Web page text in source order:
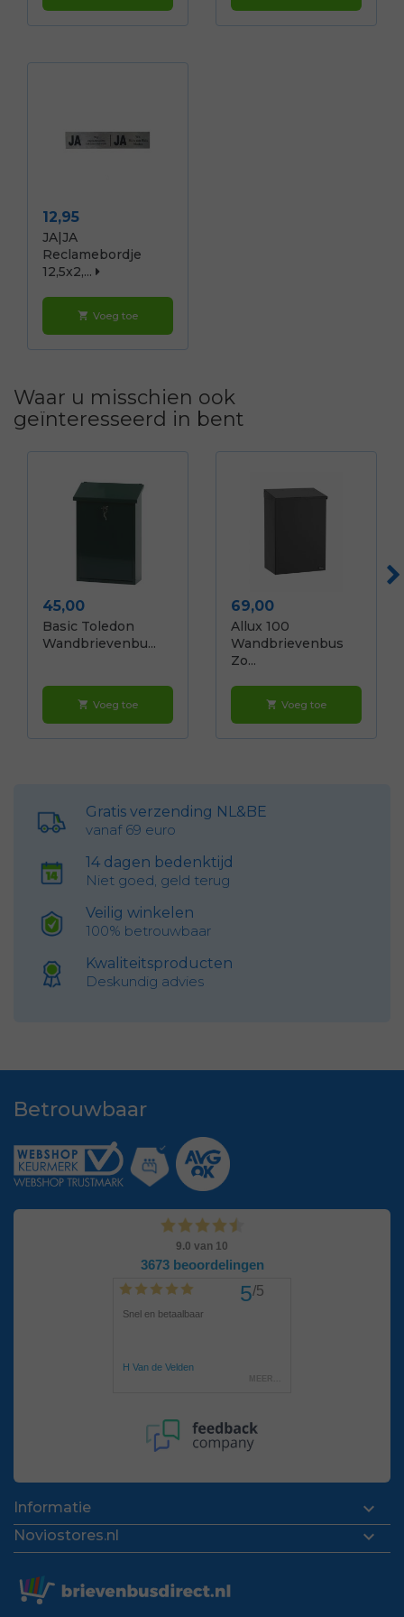
Prijs
12,95
JA|JA
Reclamebordje
12,5x2,...
shopping_cart Voeg toe
Waar u misschien ook
geïnteresseerd in bent
Prijs
45,00
Basic Toledon
Wandbrievenbu...
shopping_cart Voeg toe
Prijs
69,00
Allux 100
Wandbrievenbus
Zo...
shopping_cart Voeg toe
Gratis verzending NL&BE
vanaf 69 euro
14 dagen bedenktijd
Niet goed, geld terug
Veilig winkelen
100% betrouwbaar
Kwaliteitsproducten
Deskundig advies
Betrouwbaar
Informatie 
Noviostores.nl 